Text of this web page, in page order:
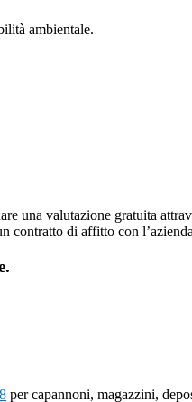
ambientale.
una valutazione gratuita
contratto di affitto con
per capannoni, magazzini,